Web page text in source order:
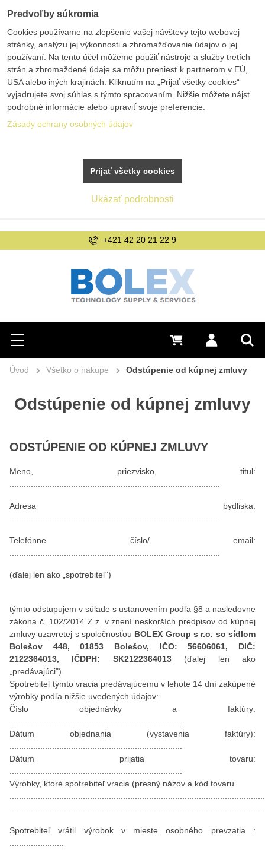
Hľadať
Menu Prihlásiť sa
0 €
+421 42 20 21 22 9
Úvod Všetko o nákupe Odstúpenie od kúpnej zmluvy
Odstúpenie od kúpnej zmluvy
ODSTÚPENIE OD KÚPNEJ ZMLUVY
Meno, priezvisko, titul:
Adresa bydliska:
Telefónne číslo/ email:
(ďalej len ako „spotrebiteľ")
týmto odstupujem v súlade s ustanovením podľa §8 a nasledovne
zákona č. 102/2014 Z.z. v znení neskorších predpisov od kúpnej
zmluvy uzavretej s spoločnosťou BOLEX Group s r.o. so sídlom
Bolešov 448, 01853 Bolešov, IČO: 56606061, DIČ:
2122364013, IČDPH: SK2122364013(ďalej len ako
„predávajúci").
Spotrebiteľ týmto vracia predávajúcemu v lehote 14 dní zakúpené
výrobky podľa nižšie uvedených údajov:
Číslo objednávky a faktúry:
Dátum objednania (vystavenia faktúry):
Dátum prijatia tovaru:
Výrobky, ktoré spotrebiteľ vracia (presný názov a kód tovaru
Spotrebiteľ vrátil výrobok v mieste osobného prevzatia :
Predvoľby súkromia
Cookies používame na zlepšenie vašej návštevy tejto webovej
stránky, analýzu jej výkonnosti a zhromažďovanie údajov o jej
používaní. Na tento účel môžeme použiť nástroje a služby tretích
strán a zhromaždené údaje sa môžu preniesť k partnerom v EÚ,
USA alebo iných krajinách. Kliknutím na „Prijať všetky cookies“
vyjadrujete svoj súhlas s týmto spracovaním. Nižšie môžete nájsť
podrobné informácie alebo upraviť svoje preferencie.
Zásady ochrany osobných údajov
Ukázať podrobnosti
Prijať všetky cookies